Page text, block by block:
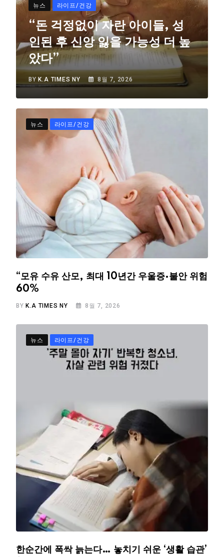
뉴스 라이프/건강
“돈 걱정없이 자란 아이들, 성
인된 후 신앙 잃을 가능성 더 높
았다”
BY K.A TIMES NY 8월 7, 2026
뉴스 라이프/건강
“모유 수유 산모, 최대 10년간 우울증·불안 위험
60%
BY K.A TIMES NY 8월 7, 2026
뉴스 라이프/건강
한순간에 폭싹 늙는다… 놓치기 쉬운 ‘생활 습관’